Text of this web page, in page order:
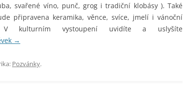
svařené víno, punč, grog i tradiční klobásy ). Také
připravena keramika, věnce, svíce, jmelí i vánoční
V kulturním vystoupení uvidíte a uslyšíte
→
Pozvánky.